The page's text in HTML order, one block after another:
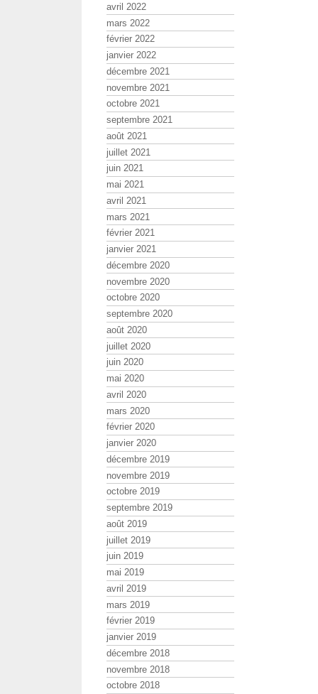
avril 2022
mars 2022
février 2022
janvier 2022
décembre 2021
novembre 2021
octobre 2021
septembre 2021
août 2021
juillet 2021
juin 2021
mai 2021
avril 2021
mars 2021
février 2021
janvier 2021
décembre 2020
novembre 2020
octobre 2020
septembre 2020
août 2020
juillet 2020
juin 2020
mai 2020
avril 2020
mars 2020
février 2020
janvier 2020
décembre 2019
novembre 2019
octobre 2019
septembre 2019
août 2019
juillet 2019
juin 2019
mai 2019
avril 2019
mars 2019
février 2019
janvier 2019
décembre 2018
novembre 2018
octobre 2018